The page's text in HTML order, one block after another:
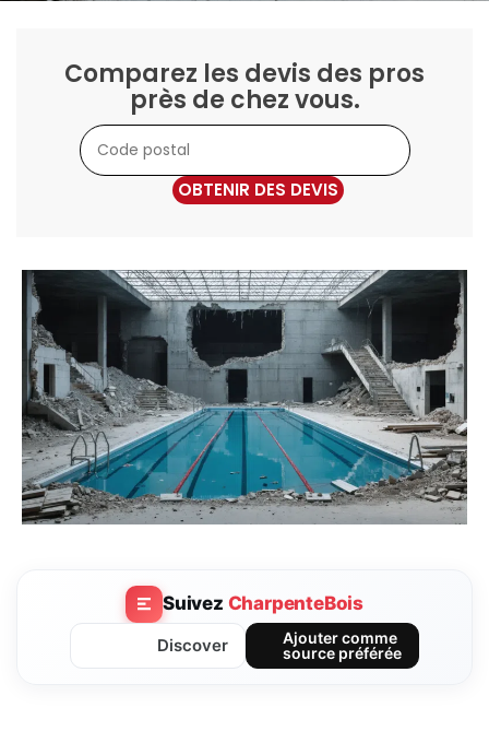
Comparez les devis des pros
près de chez vous.
OBTENIR DES DEVIS
Suivez CharpenteBois
Discover
Ajouter comme
source préférée